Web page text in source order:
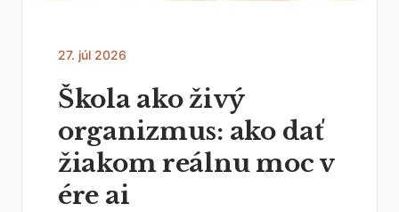
27. júl 2026
Škola ako živý
organizmus: ako dať
žiakom reálnu moc v
ére ai